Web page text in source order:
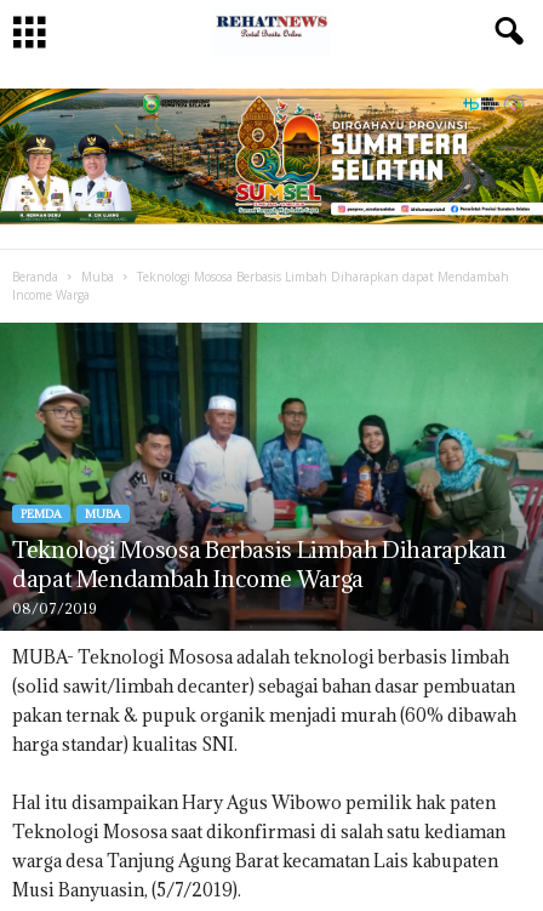
Beranda Muba
Teknologi Mososa Berbasis Limbah Diharapkan dapat Mendambah
Income Warga
PEMDA MUBA
Teknologi Mososa Berbasis Limbah Diharapkan
dapat Mendambah Income Warga
08/07/2019
MUBA- Teknologi Mososa adalah teknologi berbasis limbah
(solid sawit/limbah decanter) sebagai bahan dasar pembuatan
pakan ternak & pupuk organik menjadi murah (60% dibawah
harga standar) kualitas SNI.
Hal itu disampaikan Hary Agus Wibowo pemilik hak paten
Teknologi Mososa saat dikonfirmasi di salah satu kediaman
warga desa Tanjung Agung Barat kecamatan Lais kabupaten
Musi Banyuasin, (5/7/2019).